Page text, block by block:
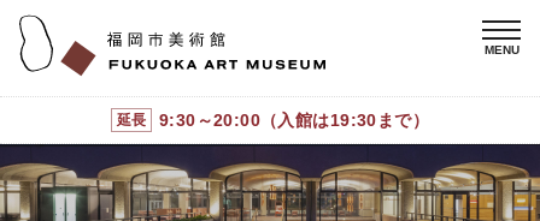
延長 9:30～20:00（入館は19:30まで）